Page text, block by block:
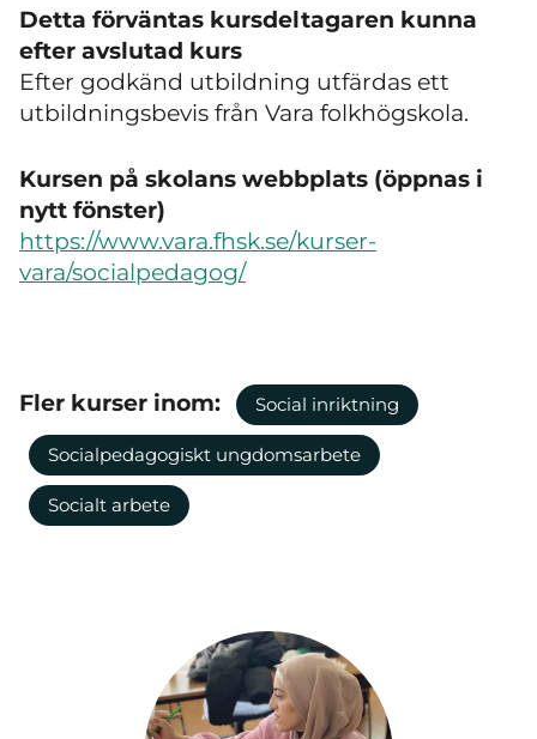
Detta förväntas kursdeltagaren kunna
efter avslutad kurs
Efter godkänd utbildning utfärdas ett
utbildningsbevis från Vara folkhögskola.
Kursen på skolans webbplats (öppnas i
nytt fönster)
https://www.vara.fhsk.se/kurser-
vara/socialpedagog/
Fler kurser inom: Social inriktning
Socialpedagogiskt ungdomsarbete
Socialt arbete